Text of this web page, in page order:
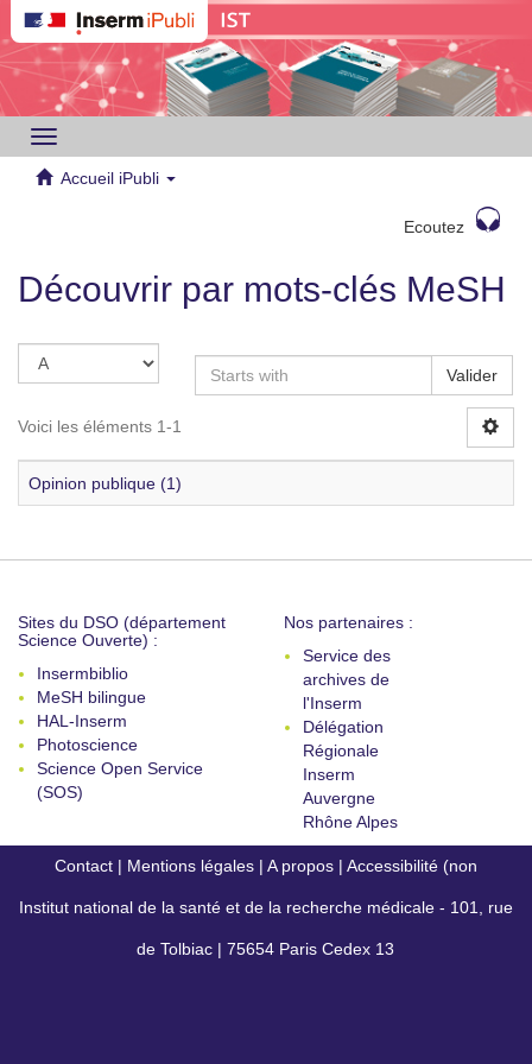
Toggle
navigation
Accueil iPubli
Ecoutez
Découvrir par mots-clés MeSH
Valider
Voici les éléments 1-1
Opinion publique (1)
Sites du DSO (département
Science Ouverte) :
Insermbiblio
MeSH bilingue
HAL-Inserm
Photoscience
Science Open Service
(SOS)
Nos partenaires :
Service des
archives de
l'Inserm
Délégation
Régionale
Inserm
Auvergne
Rhône Alpes
Contact | Mentions légales | A propos | Accessibilité (non
conforme)
Institut national de la santé et de la recherche médicale - 101, rue
de Tolbiac | 75654 Paris Cedex 13